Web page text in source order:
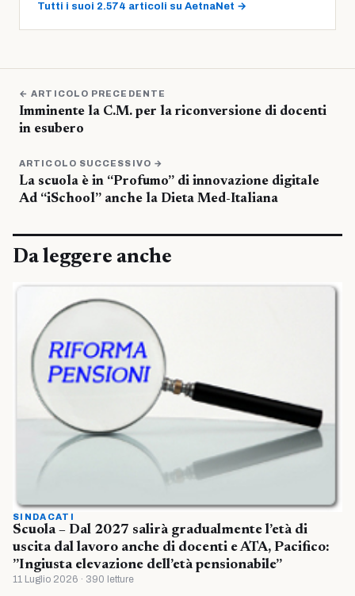
Tutti i suoi 2.574 articoli su AetnaNet →
← ARTICOLO PRECEDENTE
Imminente la C.M. per la riconversione di docenti
in esubero
ARTICOLO SUCCESSIVO →
La scuola è in “Profumo” di innovazione digitale
Ad “iSchool” anche la Dieta Med-Italiana
Da leggere anche
SINDACATI
Scuola – Dal 2027 salirà gradualmente l’età di
uscita dal lavoro anche di docenti e ATA, Pacifico:
”Ingiusta elevazione dell’età pensionabile”
11 Luglio 2026 · 390 letture